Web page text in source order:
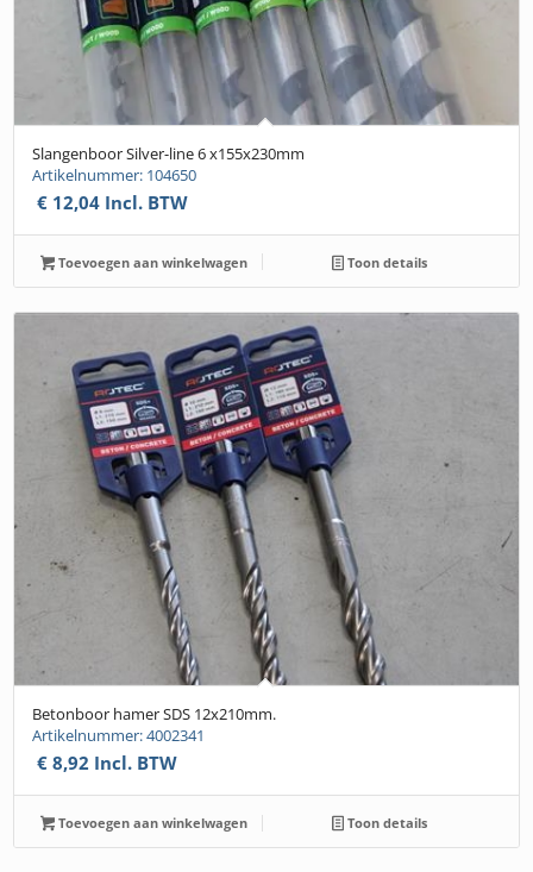
Slangenboor Silver-line 6 x155x230mm
Artikelnummer: 104650
€ 12,04 Incl. BTW
Toevoegen aan winkelwagen Toon details
Betonboor hamer SDS 12x210mm.
Artikelnummer: 4002341
€ 8,92 Incl. BTW
Toevoegen aan winkelwagen Toon details